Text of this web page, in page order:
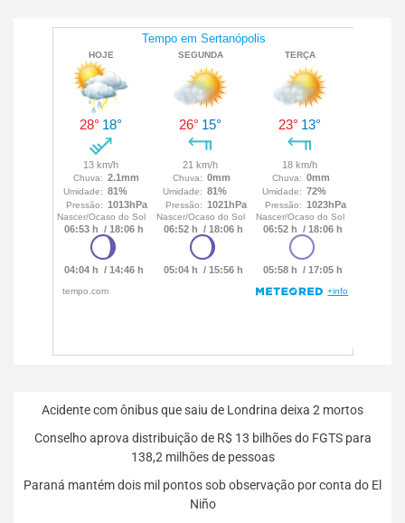
Acidente com ônibus que saiu de Londrina deixa 2 mortos
Conselho aprova distribuição de R$ 13 bilhões do FGTS para
138,2 milhões de pessoas
Paraná mantém dois mil pontos sob observação por conta do El
Niño